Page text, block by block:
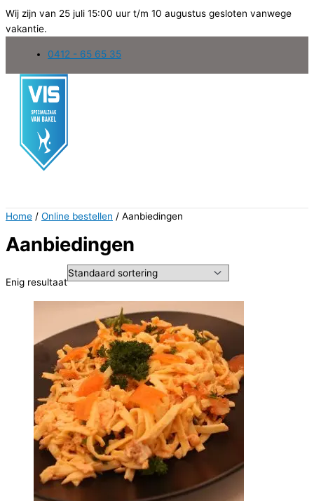
Wij zijn van 25 juli 15:00 uur t/m 10 augustus gesloten vanwege
vakantie.
de
inhoud
0412 - 65 65 35
Home / Online bestellen / Aanbiedingen
Aanbiedingen
Enig resultaat